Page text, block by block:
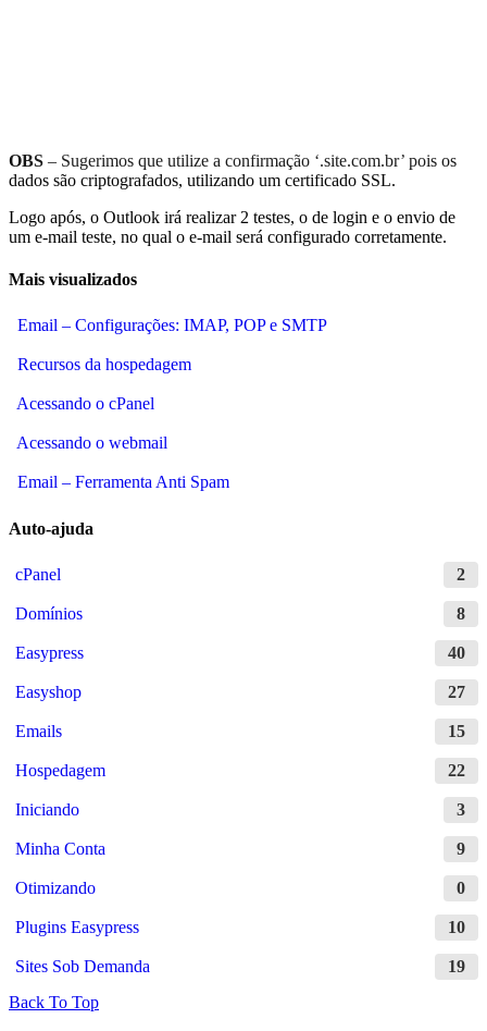
OBS – Sugerimos que utilize a confirmação ‘.site.com.br’ pois os
dados são criptografados, utilizando um certificado SSL.
Logo após, o Outlook irá realizar 2 testes, o de login e o envio de
um e-mail teste, no qual o e-mail será configurado corretamente.
Mais visualizados
Email – Configurações: IMAP, POP e SMTP
Recursos da hospedagem
Acessando o cPanel
Acessando o webmail
Email – Ferramenta Anti Spam
Auto-ajuda
cPanel 2
Domínios 8
Easypress 40
Easyshop 27
Emails 15
Hospedagem 22
Iniciando 3
Minha Conta 9
Otimizando 0
Plugins Easypress 10
Sites Sob Demanda
19
Back To Top